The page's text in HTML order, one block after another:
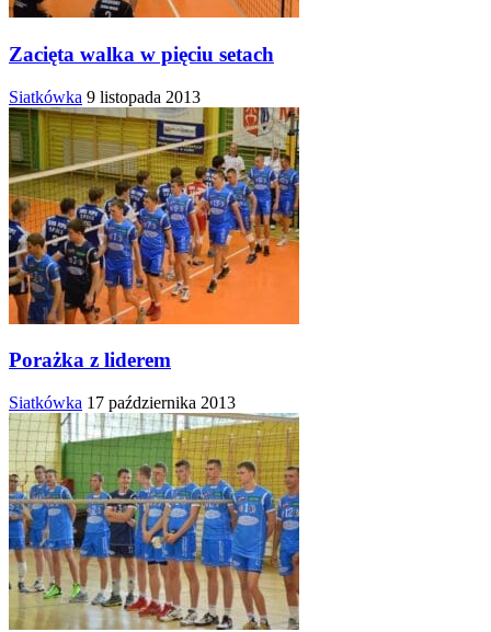
Zacięta walka w pięciu setach
Siatkówka 9 listopada 2013
Porażka z liderem
Siatkówka 17 października 2013